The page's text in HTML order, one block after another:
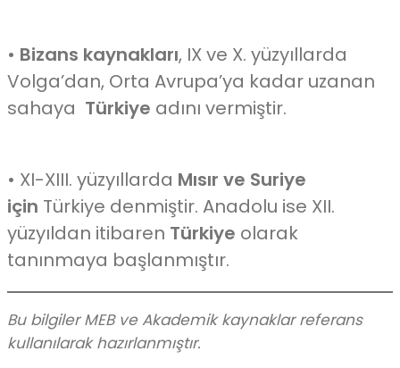
• Bizans kaynakları, IX ve X. yüzyıllarda
Volga’dan, Orta Avrupa’ya kadar uzanan
sahaya Türkiye adını vermiştir.
• XI-XIII. yüzyıllarda Mısır ve Suriye
için Türkiye denmiştir. Anadolu ise XII.
yüzyıldan itibaren Türkiye olarak
tanınmaya başlanmıştır.
Bu bilgiler MEB ve Akademik kaynaklar referans
kullanılarak hazırlanmıştır.